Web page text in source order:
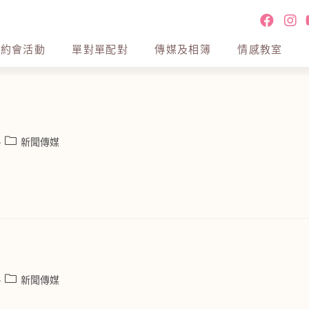
約會活動 單對單配對 傳媒及相簿 情感教室
新聞傳媒
新聞傳媒